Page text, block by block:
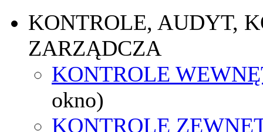
KONTROLE, AUDYT,
ZARZĄDCZA
KONTROLE
okno)
KONTROLE